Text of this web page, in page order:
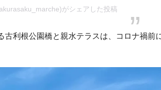
がシェアした投稿
古利根公園橋と親水テラスは、コロナ禍前